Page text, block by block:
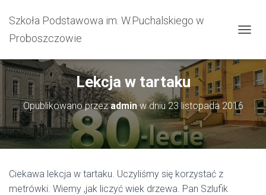
Szkoła Podstawowa im. W.Puchalskiego w
Proboszczowie
Lekcja w tartaku
Opublikowano przezadminw dniu23 listopada 2016
Ciekawa lekcja w tartaku. Uczyliśmy się korzystać z
metrówki. Wiemy ,jak liczyć wiek drzewa. Pan Szlufik